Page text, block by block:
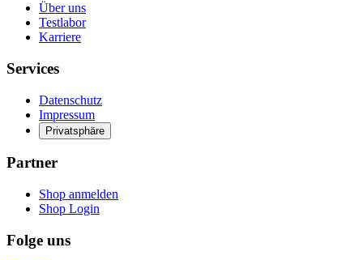
Über uns
Testlabor
Karriere
Services
Datenschutz
Impressum
Privatsphäre
Partner
Shop anmelden
Shop Login
Folge uns